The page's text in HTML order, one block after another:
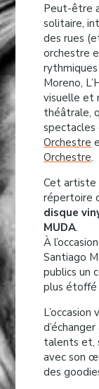
Peut-être
solitaire,
des rues
orchestre
Moreno,
visuelle et
théâtrale,
Orchestre
Orchestre.
Cet artiste
répertoire
disque
MUDA.
À
Santiago
publics un
plus étoffé
talents et,
avec son
des